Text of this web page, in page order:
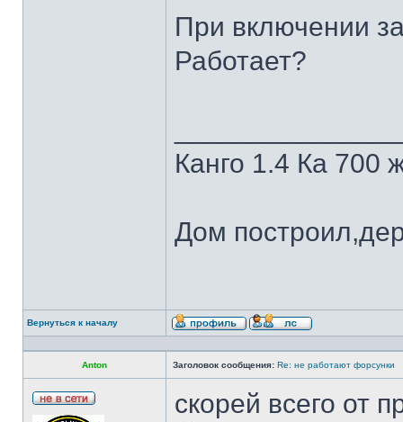
При включении
Работает?
Канго 1.4 Ка 700
Дом
Вернуться к началу
Anton Заголовок сообщения: Re: не работают форсунки
скорей всего от